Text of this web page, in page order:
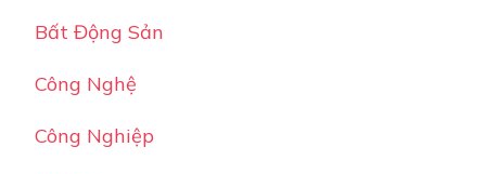
Bất Động Sản
Công Nghệ
Công Nghiệp